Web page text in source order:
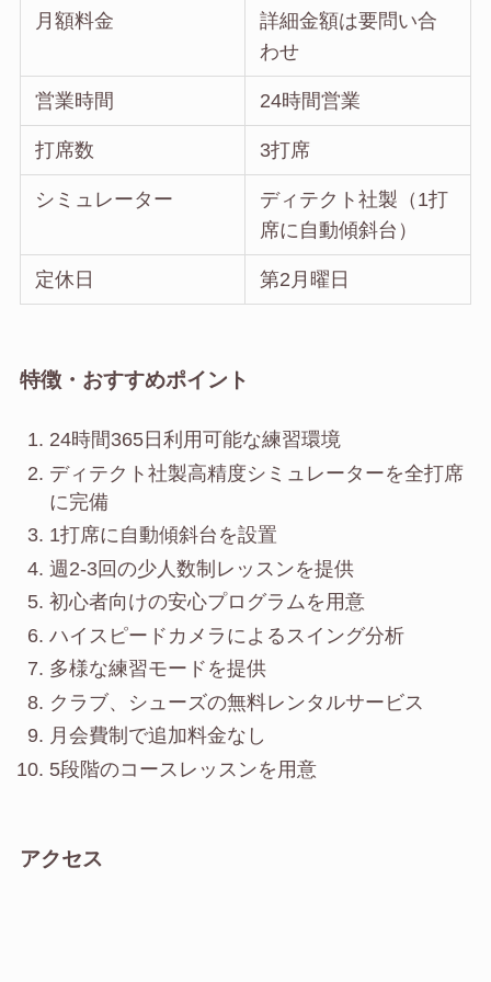
月額料金
詳細金額は要問い合
わせ
営業時間 24時間営業
打席数 3打席
シミュレーター
ディテクト社製（1打
席に自動傾斜台）
定休日 第2月曜日
特徴・おすすめポイント
24時間365日利用可能な練習環境
ディテクト社製高精度シミュレーターを全打席
に完備
1打席に自動傾斜台を設置
週2-3回の少人数制レッスンを提供
初心者向けの安心プログラムを用意
ハイスピードカメラによるスイング分析
多様な練習モードを提供
クラブ、シューズの無料レンタルサービス
月会費制で追加料金なし
5段階のコースレッスンを用意
アクセス